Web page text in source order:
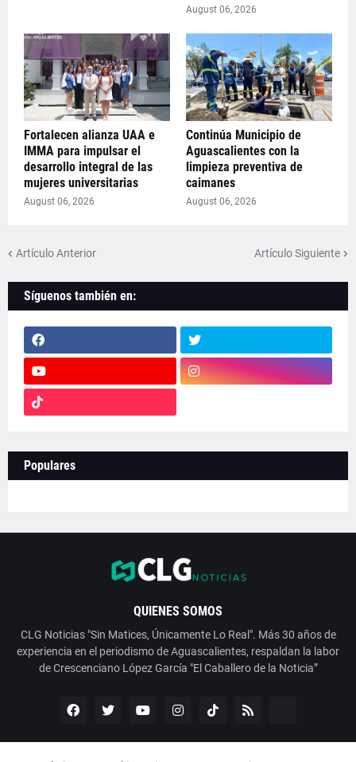
August 06, 2026
Fortalecen alianza UAA e
IMMA para impulsar el
desarrollo integral de las
mujeres universitarias
August 06, 2026
Continúa Municipio de
Aguascalientes con la
limpieza preventiva de
caimanes
August 06, 2026
Artículo Anterior Artículo Siguiente
Síguenos también en:
Populares
QUIENES SOMOS
CLG Noticias "Sin Matices, Únicamente Lo Real". Más 30 años de
experiencia en el periodismo de Aguascalientes, respaldan la labor
de Crescenciano López García "El Caballero de la Noticia”